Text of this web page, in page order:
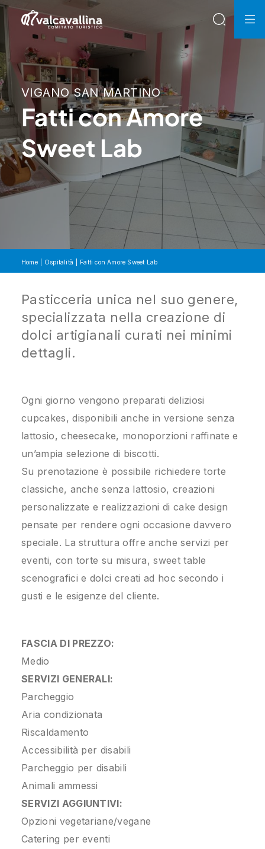
VIGANO SAN MARTINO
Fatti con Amore
Sweet Lab
Home Ospitalità Fatti con Amore Sweet Lab
Pasticceria unica nel suo genere,
specializzata nella creazione di
dolci artigianali curati nei minimi
dettagli.
Ogni giorno vengono preparati deliziosi
cupcakes, disponibili anche in versione senza
lattosio, cheesecake, monoporzioni raffinate e
un’ampia selezione di biscotti.
Su prenotazione è possibile richiedere torte
classiche, anche senza lattosio, creazioni
personalizzate e realizzazioni di cake design
pensate per rendere ogni occasione davvero
speciale. La struttura offre anche servizi per
eventi, con torte su misura, sweet table
scenografici e dolci creati ad hoc secondo i
gusti e le esigenze del cliente.
FASCIA DI PREZZO:
Medio
SERVIZI GENERALI:
Parcheggio
Aria condizionata
Riscaldamento
Accessibilità per disabili
Parcheggio per disabili
Animali ammessi
SERVIZI AGGIUNTIVI:
Opzioni vegetariane/vegane
Catering per eventi